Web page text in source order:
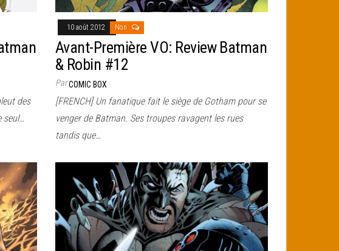
des
seul…
10 août 2012 Non
Avant-Première VO: Review Batman
& Robin #12
ParCOMIC BOX
[FRENCH] Un fanatique fait le siège de Gotham pour se
venger de Batman. Ses troupes ravagent les rues
tandis que…